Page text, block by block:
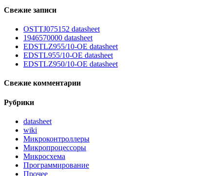
Свежие записи
OSTTJ075152 datasheet
1946570000 datasheet
EDSTLZ955/10-OE datasheet
EDSTL955/10-OE datasheet
EDSTLZ950/10-OE datasheet
Свежие комментарии
Рубрики
datasheet
wiki
Микроконтроллеры
Микропроцессоры
Микросхема
Программирование
Прочее